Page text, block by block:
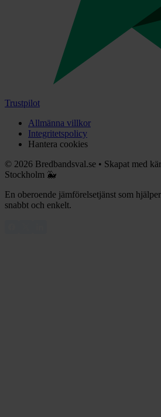
Trustpilot
Allmänna villkor
Integritetspolicy
Hantera cookies
© 2026 Bredbandsval.se • Skapat med
Stockholm 🐳
En oberoende jämförelsetjänst som
snabbt och enkelt.